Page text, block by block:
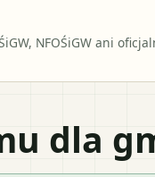
NFOŚiGW ani
dla